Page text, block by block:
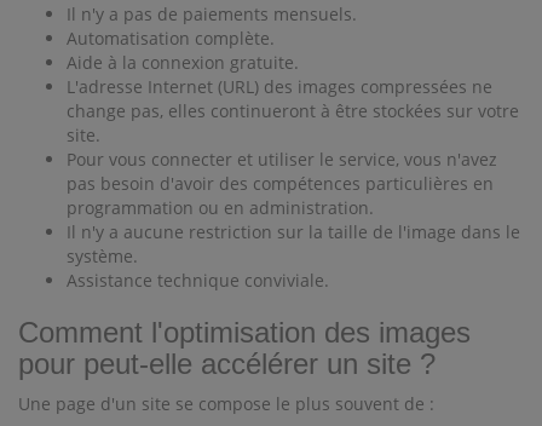
Il n'y a pas de paiements mensuels.
Automatisation complète.
Aide à la connexion gratuite.
L'adresse Internet (URL) des images compressées ne
change pas, elles continueront à être stockées sur votre
site.
Pour vous connecter et utiliser le service, vous n'avez
pas besoin d'avoir des compétences particulières en
programmation ou en administration.
Il n'y a aucune restriction sur la taille de l'image dans le
système.
Assistance technique conviviale.
Comment l'optimisation des images
pour peut-elle accélérer un site ?
Une page d'un site se compose le plus souvent de :